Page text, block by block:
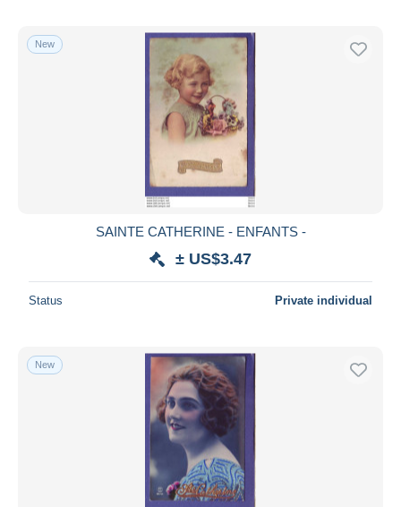
New
SAINTE CATHERINE - ENFANTS -
± US$3.47
Status Private individual
New